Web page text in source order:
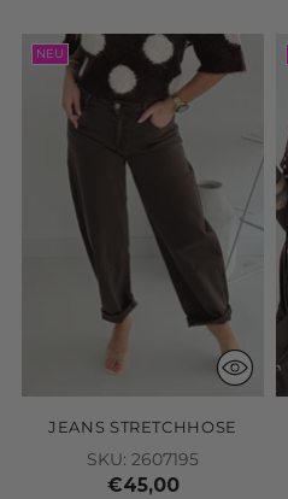
NEU
JEANS STRETCHHOSE
SKU: 2607195
€45,00